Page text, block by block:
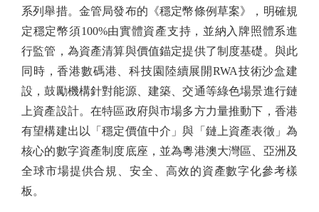
系列舉措。金管局發布的《穩定幣條例草案》，明確規
定穩定幣須100%由實體資產支持，並納入牌照體系進
行監管，為資產清算與價值錨定提供了制度基礎。與此
同時，香港數碼港、科技園陸續展開RWA技術沙盒建
設，鼓勵機構針對能源、建築、交通等綠色場景進行鏈
上資產設計。在特區政府與市場多方力量推動下，香港
有望構建出以「穩定價值中介」與「鏈上資產表徵」為
核心的數字資產制度底座，並為粵港澳大灣區、亞洲及
全球市場提供合規、安全、高效的資產數字化參考樣
板。